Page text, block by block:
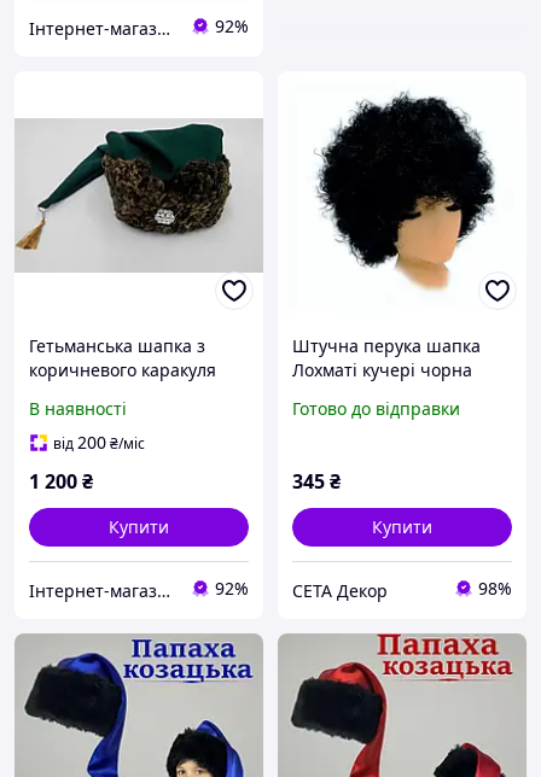
Інтернет-магазин ГЕТЬМАН 92%
Гетьманська шапка з
коричневого каракуля
В наявності
від200₴/міс
1 200₴
Купити
Інтернет-магазин ГЕТЬМАН 92%
Штучна перука шапка
Лохматі кучері чорна
Готово до відправки
345₴
Купити
СЕТА Декор 98%